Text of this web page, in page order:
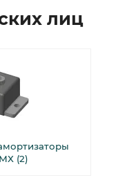
лиц
(2)